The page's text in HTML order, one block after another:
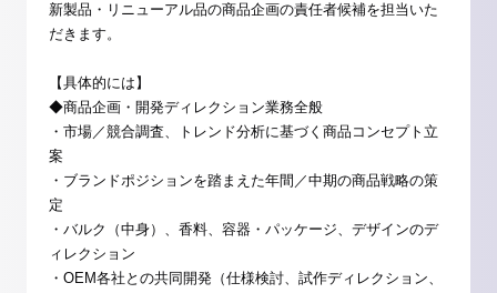
新製品・リニューアル品の商品企画の責任者候補を担当いた
だきます。
【具体的には】
◆商品企画・開発ディレクション業務全般
・市場／競合調査、トレンド分析に基づく商品コンセプト立
案
・ブランドポジションを踏まえた年間／中期の商品戦略の策
定
・バルク（中身）、香料、容器・パッケージ、デザインのデ
ィレクション
・OEM各社との共同開発（仕様検討、試作ディレクション、